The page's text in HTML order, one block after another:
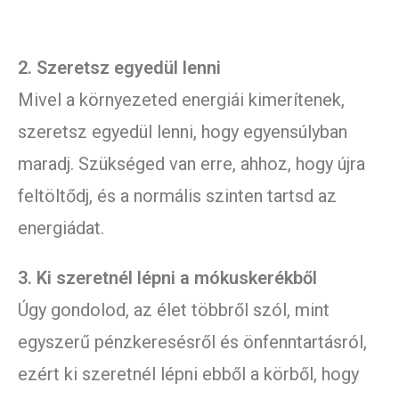
2. Szeretsz egyedül lenni
Mivel a környezeted energiái kimerítenek,
szeretsz egyedül lenni, hogy egyensúlyban
maradj. Szükséged van erre, ahhoz, hogy újra
feltöltődj, és a normális szinten tartsd az
energiádat.
3. Ki szeretnél lépni a mókuskerékből
Úgy gondolod, az élet többről szól, mint
egyszerű pénzkeresésről és önfenntartásról,
ezért ki szeretnél lépni ebből a körből, hogy